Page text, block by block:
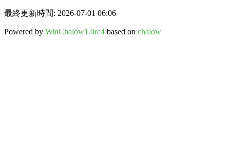
最終更新時間: 2026-07-01 06:06
Powered by WinChalow1.0rc4 based on chalow